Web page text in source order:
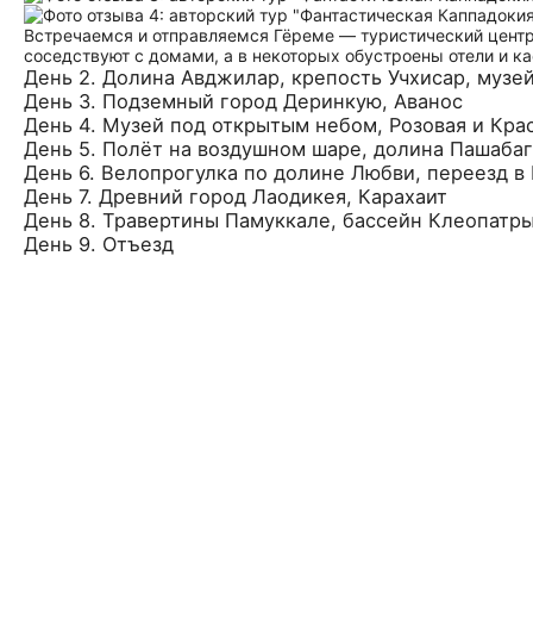
Встречаемся и отправляемся Гёреме — туристический
соседствуют с домами, а в некоторых обустроены отели и
День 2. Долина Авджилар, крепость Учхисар,
День 3. Подземный город Деринкую, Аванос
День 4. Музей под открытым небом, Розовая и
День 5. Полёт на воздушном шаре, долина
День 6. Велопрогулка по долине Любви, переезд в
День 7. Древний город Лаодикея, Карахаит
День 8. Травертины Памуккале, бассейн
День 9. Отъезд